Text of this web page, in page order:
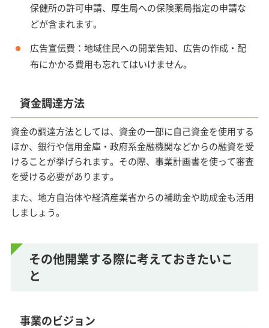
保健所の許可申請、厚生局への保険薬局指定の申請な
どが含まれます。
広告宣伝費：地域住民への開業告知、広告の作成・配
布にかかる費用も忘れてはいけません。
資金調達方法
資金の調達方法としては、資金の一部に自己資金を使用する
ほか、銀行や信用金庫・政府系金融機関などからの融資を受
けることが挙げられます。その際、事業計画書を使って審査
を受ける必要があります。
また、地方自治体や経済産業省からの補助金や助成金も活用
しましょう。
その他開業する際に考えておきたいこ
と
事業のビジョン